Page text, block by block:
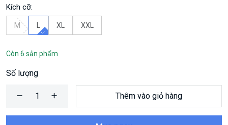
Kích cỡ:
M XL XXL
Còn 6 sản phẩm
Số lượng
Thêm vào giỏ hàng